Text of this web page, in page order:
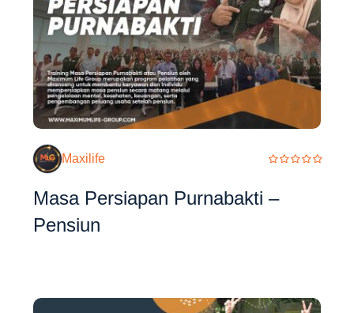
Maxilife
Masa Persiapan Purnabakti –
Pensiun